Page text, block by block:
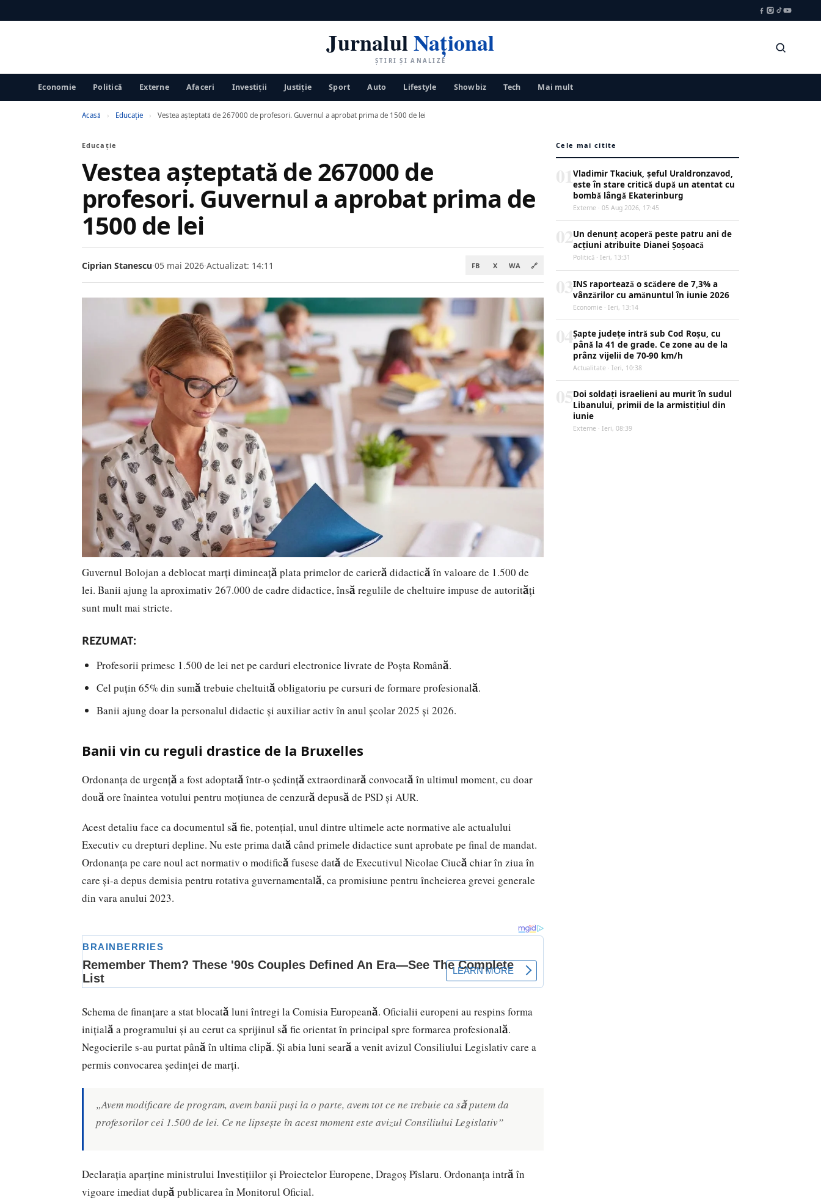
JurnalulNațional
ȘTIRI ȘI ANALIZE
Economie Politică Externe Afaceri Investiții Justiţie Sport Auto Lifestyle Showbiz Tech Mai mult
Acasă › Educaţie › Vestea așteptată de 267000 de profesori. Guvernul a aprobat prima de 1500 de lei
Educaţie
Vestea așteptată de 267000 de
profesori. Guvernul a aprobat prima de
1500 de lei
Ciprian Stanescu·05 mai 2026·Actualizat: 14:11 FB X WA 🔗
Guvernul Bolojan a deblocat marți dimineață plata primelor de carieră didactică în valoare de 1.500 de
lei. Banii ajung la aproximativ 267.000 de cadre didactice, însă regulile de cheltuire impuse de autorități
sunt mult mai stricte.
REZUMAT:
Profesorii primesc 1.500 de lei net pe carduri electronice livrate de Poșta Română.
Cel puțin 65% din sumă trebuie cheltuită obligatoriu pe cursuri de formare profesională.
Banii ajung doar la personalul didactic și auxiliar activ în anul școlar 2025 și 2026.
Banii vin cu reguli drastice de la Bruxelles
Ordonanța de urgență a fost adoptată într-o ședință extraordinară convocată în ultimul moment, cu doar
două ore înaintea votului pentru moțiunea de cenzură depusă de PSD și AUR.
Acest detaliu face ca documentul să fie, potențial, unul dintre ultimele acte normative ale actualului
Executiv cu drepturi depline. Nu este prima dată când primele didactice sunt aprobate pe final de mandat.
Ordonanța pe care noul act normativ o modifică fusese dată de Executivul Nicolae Ciucă chiar în ziua în
care și-a depus demisia pentru rotativa guvernamentală, ca promisiune pentru încheierea grevei generale
din vara anului 2023.
Schema de finanțare a stat blocată luni întregi la Comisia Europeană. Oficialii europeni au respins forma
inițială a programului și au cerut ca sprijinul să fie orientat în principal spre formarea profesională.
Negocierile s-au purtat până în ultima clipă. Și abia luni seară a venit avizul Consiliului Legislativ care a
permis convocarea ședinței de marți.
„Avem modificare de program, avem banii puși la o parte, avem tot ce ne trebuie ca să putem da
profesorilor cei 1.500 de lei. Ce ne lipsește în acest moment este avizul Consiliului Legislativ”
Declarația aparține ministrului Investițiilor și Proiectelor Europene, Dragoș Pîslaru. Ordonanța intră în
vigoare imediat după publicarea în Monitorul Oficial.
Cele mai citite
Vladimir Tkaciuk, șeful Uraldronzavod,
este în stare critică după un atentat cu
bombă lângă Ekaterinburg
Externe · 05 Aug 2026, 17:45
Un denunț acoperă peste patru ani de
acțiuni atribuite Dianei Șoșoacă
Politică · Ieri, 13:31
INS raportează o scădere de 7,3% a
vânzărilor cu amănuntul în iunie 2026
Economie · Ieri, 13:14
Șapte județe intră sub Cod Roșu, cu
până la 41 de grade. Ce zone au de la
prânz vijelii de 70-90 km/h
Actualitate · Ieri, 10:38
Doi soldați israelieni au murit în sudul
Libanului, primii de la armistițiul din
iunie
Externe · Ieri, 08:39